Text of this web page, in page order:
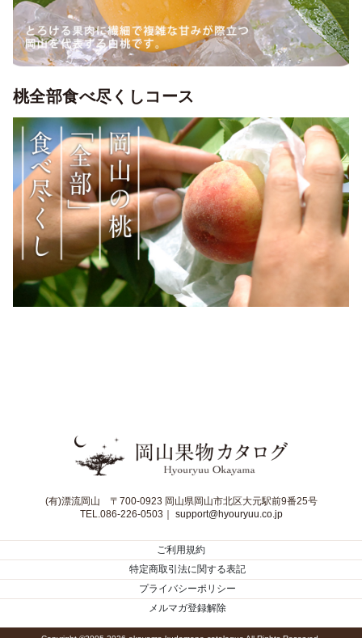
桃全部食べ尽くしコース
(有)漂流岡山 〒700-0923 岡山県岡山市北区大元駅前9番25号
TEL.086-226-0503｜ support@hyouryuu.co.jp
ご利用規約
特定商取引法に関する表記
プライバシーポリシー
メルマガ登録解除